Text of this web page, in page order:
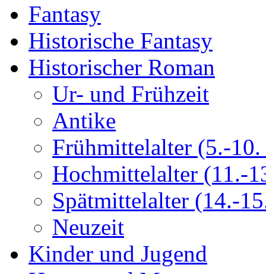
Fantasy
Historische Fantasy
Historischer Roman
Ur- und Frühzeit
Antike
Frühmittelalter (5.-10.
Hochmittelalter (11.-
Spätmittelalter (14.-
Neuzeit
Kinder und Jugend